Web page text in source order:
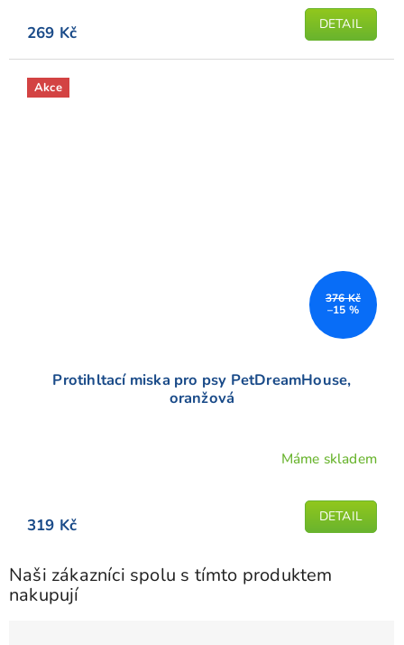
5
hvězdiček.
269 Kč DETAIL
Akce
376 Kč
–15 %
Protihltací miska pro psy PetDreamHouse,
oranžová
Máme skladem
319 Kč DETAIL
Naši zákazníci spolu s tímto produktem
nakupují